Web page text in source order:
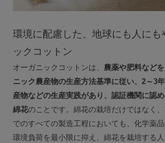
環境に配慮した、地球にも人にも
ックコットン
オーガニックコットンは、 農薬や肥料など
ニック農産物の生産方法基準に従い、2～3
産物などの生産実践があり、認証機関に認
綿花のことです。綿花の栽培だけではなく
でのすべての製造工程においても、化学薬
環境負荷を最小限に抑え、綿花を栽培する